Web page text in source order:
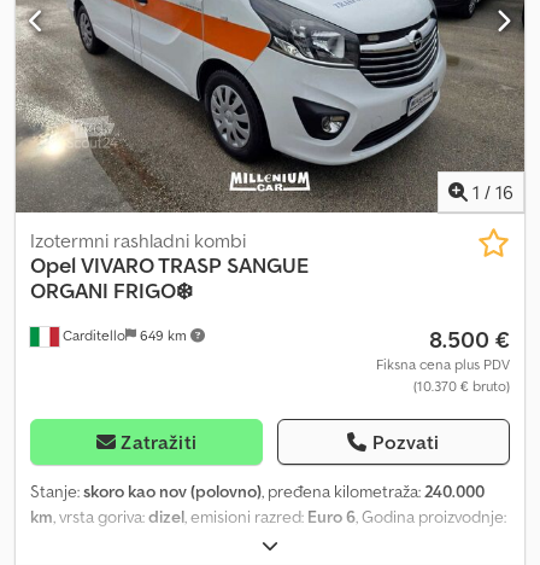
1 / 16
Carditello 649 km
Izotermni rashladni kombi
OpelVIVARO TRASP SANGUE
ORGANI FRIGO❄️
8.500 €
Fiksna cena plus PDV
(10.370 € bruto)
Zatražiti Pozvati
Stanje:skoro kao nov (polovno), pređena kilometraža:240.000
km, vrsta goriva:dizel, emisioni razred: Euro 6, Godina proizvodnje:
, OPEL VIVARO GODIŠTE 2019, IZOTERMIČKI SA FRIŽIDEROM,